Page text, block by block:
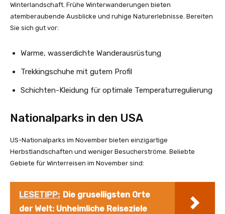
Winterlandschaft. Frühe Winterwanderungen bieten
atemberaubende Ausblicke und ruhige Naturerlebnisse. Bereiten
Sie sich gut vor:
Warme, wasserdichte Wanderausrüstung
Trekkingschuhe mit gutem Profil
Schichten-Kleidung für optimale Temperaturregulierung
Nationalparks in den USA
US-Nationalparks im November bieten einzigartige
Herbstlandschaften und weniger Besucherströme. Beliebte
Gebiete für Winterreisen im November sind:
LESETIPP: Die gruselligsten Orte
der Welt: Unheimliche Reiseziele